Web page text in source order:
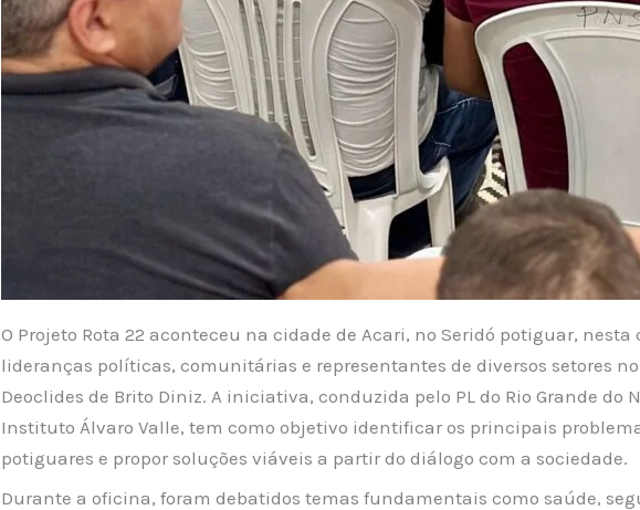
O Projeto Rota 22 aconteceu na cidade de Acari, no Seridó potiguar,
lideranças políticas, comunitárias e representantes de diversos setores no
Deoclides de Brito Diniz. A iniciativa, conduzida pelo PL do Rio Grande do
Instituto Álvaro Valle, tem como objetivo identificar os principais
potiguares e propor soluções viáveis a partir do diálogo com a sociedade.
Durante a oficina, foram debatidos temas fundamentais como saúde,